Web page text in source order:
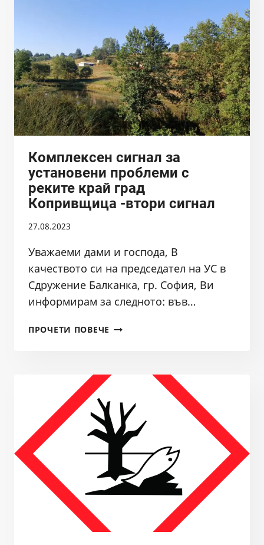
ТЕРИТОРИЯТА
НА
РИОСВ
СОФИЯ-
ТРЕТИ
СИГНАЛ
Комплексен сигнал за
установени проблеми с
реките край град
Копривщица -втори сигнал
27.08.2023
Уважаеми дами и господа, В
качеството си на председател на УС в
Сдружение Балканка, гр. София, Ви
информирам за следното: във…
ПРОЧЕТИ ПОВЕЧЕ КОМПЛЕКСЕН
ПРОБЛЕМИ
РЕКИТЕ
КРАЙ
ГРАД
КОПРИВЩИЦА
-ВТОРИ
СИГНАЛ